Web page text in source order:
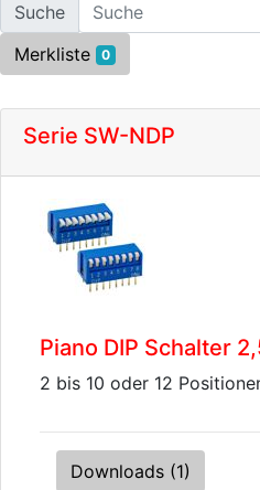
Suche
Merkliste
0
Serie SW-NDP
Piano DIP Schalter
2 bis 10 oder 12
Downloads (1)